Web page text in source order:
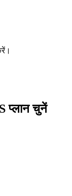
प्लान चुनें